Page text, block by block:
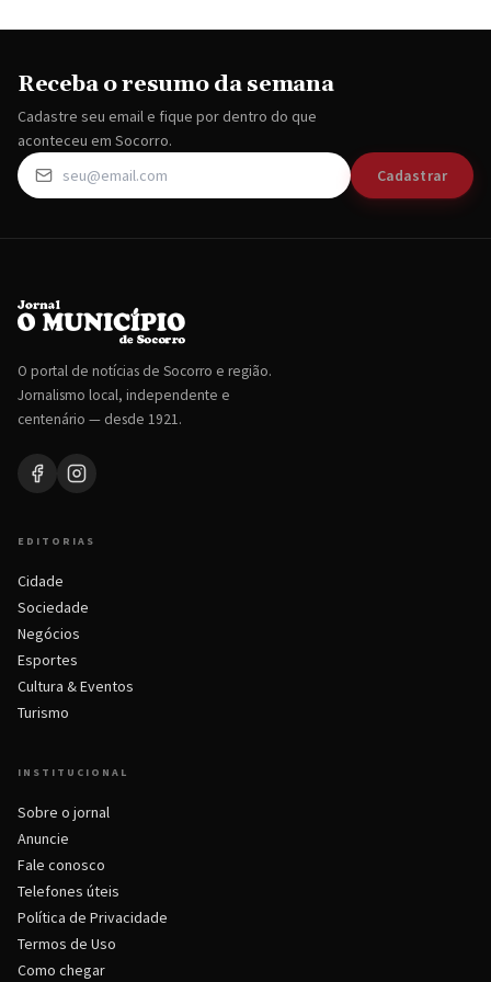
Receba o resumo da semana
Cadastre seu email e fique por dentro do que
aconteceu em Socorro.
Cadastrar
O portal de notícias de Socorro e região.
Jornalismo local, independente e
centenário — desde 1921.
EDITORIAS
Cidade
Sociedade
Negócios
Esportes
Cultura & Eventos
Turismo
INSTITUCIONAL
Sobre o jornal
Anuncie
Fale conosco
Telefones úteis
Política de Privacidade
Termos de Uso
Como chegar